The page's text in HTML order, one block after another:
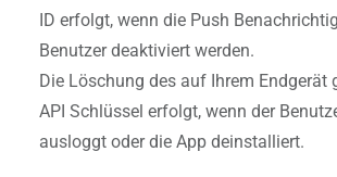
ID erfolgt, wenn die Push
Benutzer deaktiviert werden.
Die Löschung des auf Ihrem Endgerät
API Schlüssel erfolgt, wenn der
ausloggt oder die App deinstalliert.